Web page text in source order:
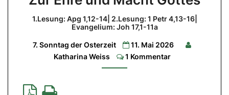
und
Macht
Gottes
1.Lesung:
1.Lesung: Apg 1,12-14| 2.Lesung: 1 Petr 4,13-16|
Evangelium: Joh 17,1-11a
7. Sonntag der Osterzeit
11. Mai 2026
Katharina Weiss
Comments
1 Kommentar